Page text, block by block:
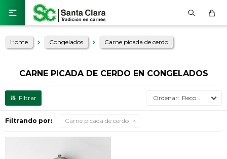

Home Congelados Carne picada de cerdo
CARNE PICADA DE CERDO EN CONGELADOS
Recomendados
Filtrando por: Carne picada de cerdo